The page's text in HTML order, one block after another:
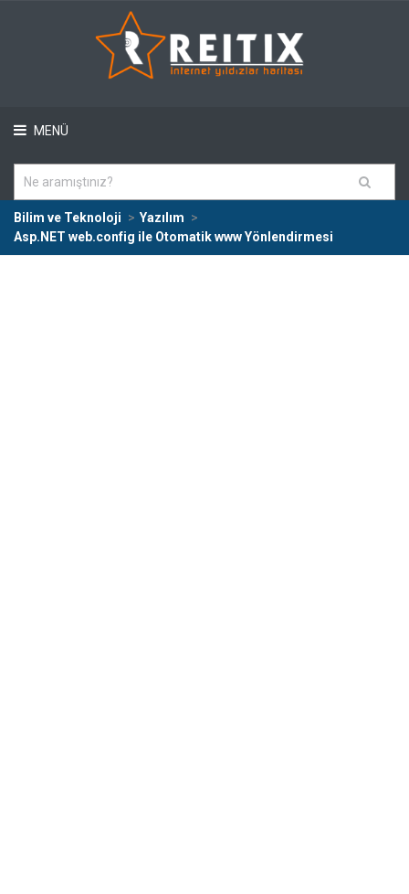
MENÜ
Bilim ve Teknoloji
Yazılım
Asp.NET web.config ile Otomatik www Yönlendirmesi